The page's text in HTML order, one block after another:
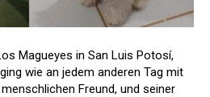
Magueyes in San Luis Potosí,
wie an jedem anderen Tag mit
Freund, und seiner